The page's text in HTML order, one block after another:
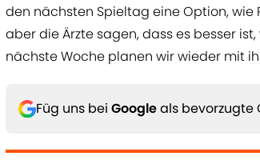
den nächsten Spieltag eine Option, wie
aber die Ärzte sagen, dass es besser
nächste Woche planen wir wieder mit
Füg uns bei Googleals bevorzugte